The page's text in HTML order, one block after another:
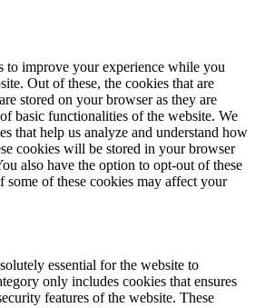
to improve your experience while you
Out of these, the cookies that are
stored on your browser as they are
basic functionalities of the website. We
that help us analyze and understand how
cookies will be stored in your browser
also have the option to opt-out of these
of these cookies may affect your
essential for the website to
only includes cookies that ensures
features of the website. These